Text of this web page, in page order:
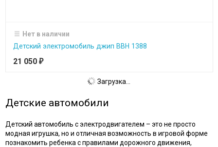
Нет в наличии
Детский электромобиль джип BBH 1388
21 050 ₽
Загрузка...
Детские автомобили
Детский автомобиль с электродвигателем – это не просто
модная игрушка, но и отличная возможность в игровой форме
познакомить ребенка с правилами дорожного движения,